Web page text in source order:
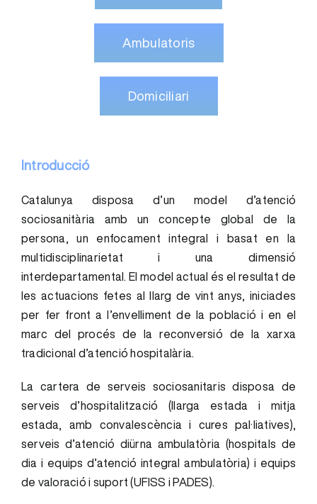
Ambulatoris
Domiciliari
Introducció
Catalunya disposa d’un model d’atenció
sociosanitària amb un concepte global de la
persona, un enfocament integral i basat en la
multidisciplinarietat i una dimensió
interdepartamental. El model actual és el resultat de
les actuacions fetes al llarg de vint anys, iniciades
per fer front a l’envelliment de la població i en el
marc del procés de la reconversió de la xarxa
tradicional d’atenció hospitalària.
La cartera de serveis sociosanitaris disposa de
serveis d’hospitalització (llarga estada i mitja
estada, amb convalescència i cures pal·liatives),
serveis d’atenció diürna ambulatòria (hospitals de
dia i equips d’atenció integral ambulatòria) i equips
de valoració i suport (UFISS i PADES).